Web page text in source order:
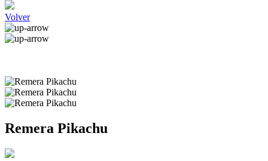
Volver
Remera Pikachu